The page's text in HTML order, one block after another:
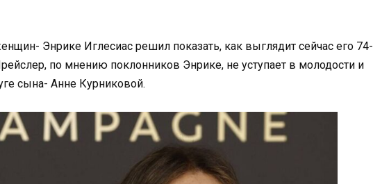
Энрике Иглесиас решил показать, как выглядит сейчас его 74-
по мнению поклонников Энрике, не уступает в молодости и
сына- Анне Курниковой.